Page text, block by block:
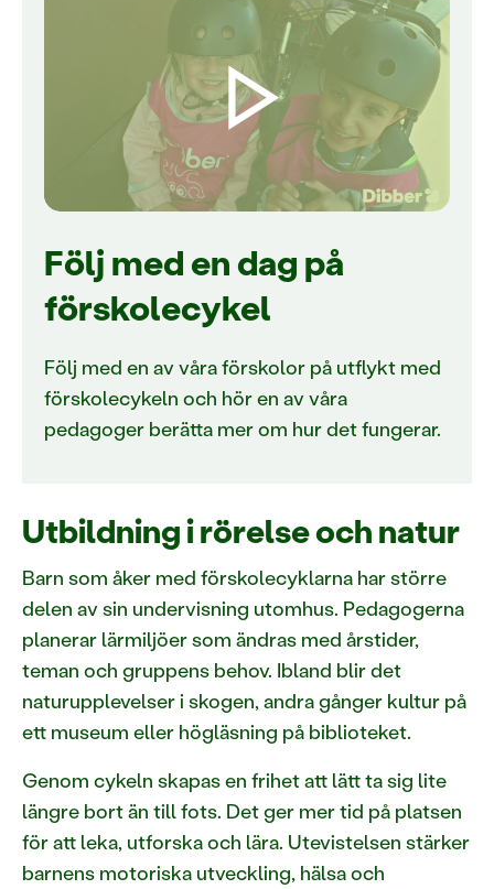
Följ med en dag på
förskolecykel
Följ med en av våra förskolor på utflykt med
förskolecykeln och hör en av våra
pedagoger berätta mer om hur det fungerar.
Utbildning i rörelse och natur
Barn som åker med förskolecyklarna har större
delen av sin undervisning utomhus. Pedagogerna
planerar lärmiljöer som ändras med årstider,
teman och gruppens behov. Ibland blir det
naturupplevelser i skogen, andra gånger kultur på
ett museum eller högläsning på biblioteket.
Genom cykeln skapas en frihet att lätt ta sig lite
längre bort än till fots. Det ger mer tid på platsen
för att leka, utforska och lära. Utevistelsen stärker
barnens motoriska utveckling, hälsa och